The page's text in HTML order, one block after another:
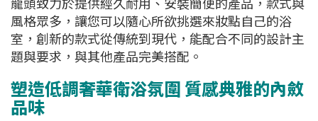
風格眾多，讓您可以隨心所欲挑選來妝點自己的浴
室，創新的款式從傳統到現代，能配合不同的設計主
題與要求，與其他產品完美搭配。
塑造低調奢華衛浴氛圍 質感典雅的內斂
品味